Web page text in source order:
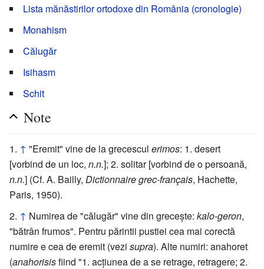
Lista mănăstirilor ortodoxe din România (cronologie)
Monahism
Călugăr
Isihasm
Schit
Note
↑ "Eremit" vine de la grecescul erimos: 1. desert
[vorbind de un loc, n.n.]; 2. solitar [vorbind de o persoană,
n.n.] (Cf. A. Bailly, Dictionnaire grec-français, Hachette,
Paris, 1950).
↑ Numirea de "călugăr" vine din grecește: kalo-geron,
"bătrân frumos". Pentru părintii pustiei cea mai corectă
numire e cea de eremit (vezi supra). Alte numiri: anahoret
(anahorisisfiind "1. acțiunea de a se retrage, retragere; 2.